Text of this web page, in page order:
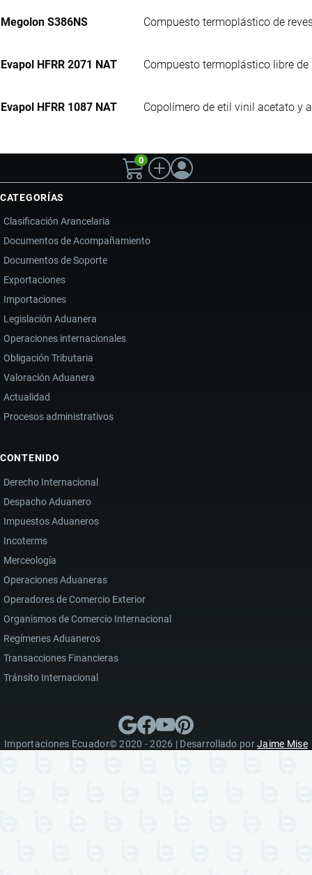
Megolon S386NS Compuesto termoplástico de
Evapol HFRR 2071 NAT Compuesto termoplástico libre
Evapol HFRR 1087 NAT Copolímero de etil vinil acetato y
0
CATEGORÍAS
Clasificación Arancelaria
Documentos de Acompañamiento
Documentos de Soporte
Exportaciones
Importaciones
Legislación Aduanera
Operaciones internacionales
Obligación Tributaria
Valoración Aduanera
Actualidad
Procesos administrativos
CONTENIDO
Derecho Internacional
Despacho Aduanero
Impuestos Aduaneros
Incoterms
Merceología
Operaciones Aduaneras
Operadores de Comercio Exterior
Organismos de Comercio Internacional
Regímenes Aduaneros
Transacciones Financieras
Tránsito Internacional
Importaciones Ecuador© 2020 - 2026 | Desarrollado porJaime Mise